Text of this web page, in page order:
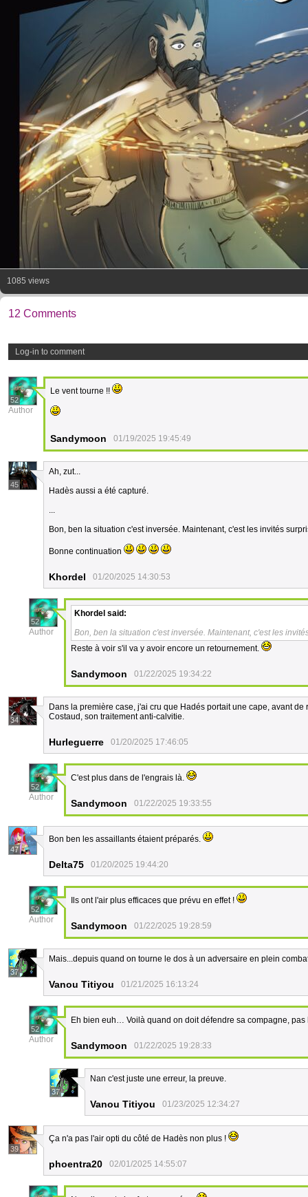
1085 views
12 Comments
Log-in to comment
52
Author
Le vent tourne !!
Sandymoon 01/19/2025 19:45:49
45
Ah, zut...
Hadès aussi a été capturé.
...
Bon, ben la situation c'est inversée. Maintenant, c'est les invités
Bonne continuation
Khordel 01/20/2025 14:30:53
52
Author
Khordel said:
Bon, ben la situation c'est inversée. Maintenant, c'est les
Reste à voir s'il va y avoir encore un retournement.
Sandymoon 01/22/2025 19:34:22
34
Dans la première case, j'ai cru que Hadés portait une cape, avant
Costaud, son traitement anti-calvitie.
Hurleguerre 01/20/2025 17:46:05
52
Author
C'est plus dans de l'engrais là.
Sandymoon 01/22/2025 19:33:55
47
Bon ben les assaillants étaient préparés.
Delta75 01/20/2025 19:44:20
52
Author
Ils ont l'air plus efficaces que prévu en effet !
Sandymoon 01/22/2025 19:28:59
37
Mais...depuis quand on tourne le dos à un adversaire en plein
Vanou Titiyou 01/21/2025 16:13:24
52
Author
Eh bien euh… Voilà quand on doit défendre sa compagne,
Sandymoon 01/22/2025 19:28:33
37
Nan c'est juste une erreur, la preuve.
Vanou Titiyou 01/23/2025 12:34:27
39
Ça n'a pas l'air opti du côté de Hadès non plus !
phoentra20 02/01/2025 14:55:07